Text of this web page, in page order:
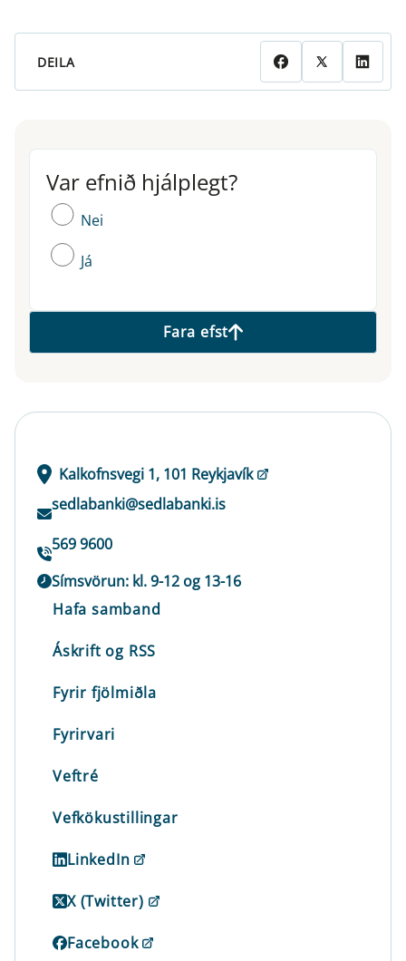
DEILA
Var efnið hjálplegt?
Var efnið hjálplegt?
Nei
Já
Fara efst
Kalkofnsvegi 1, 101 Reykjavík
sedlabanki@sedlabanki.is
569 9600
Símsvörun: kl. 9-12 og 13-16
Hafa samband
Áskrift og RSS
Fyrir fjölmiðla
Fyrirvari
Veftré
Vefkökustillingar
LinkedIn
X (Twitter)
Facebook